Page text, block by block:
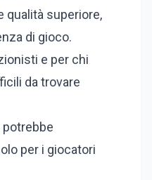
qualità superiore,
di gioco.
e per chi
da trovare
potrebbe
per i giocatori